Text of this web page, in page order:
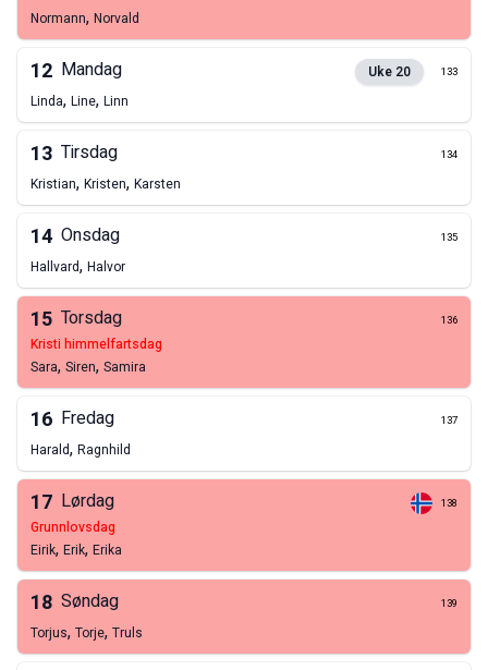
Normann, Norvald
12 Mandag Uke 20 133
Linda, Line, Linn
13 Tirsdag 134
Kristian, Kristen, Karsten
14 Onsdag 135
Hallvard, Halvor
15 Torsdag 136
kristi himmelfartsdag
Sara, Siren, Samira
16 Fredag 137
Harald, Ragnhild
17 Lørdag 138
grunnlovsdag
Eirik, Erik, Erika
18 Søndag 139
Torjus, Torje, Truls